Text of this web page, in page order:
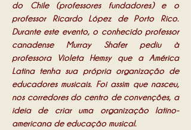
do Chile (professores fundadores) e o
professor Ricardo López de Porto Rico.
Durante este evento, o conhecido professor
canadense Murray Shafer pediu à
professora Violeta Hemsy que a América
Latina tenha sua própria organização de
educadores musicais. Foi assim que nasceu,
nos corredores do centro de convenções, a
ideia de criar uma organização latino-
americana de educação musical.